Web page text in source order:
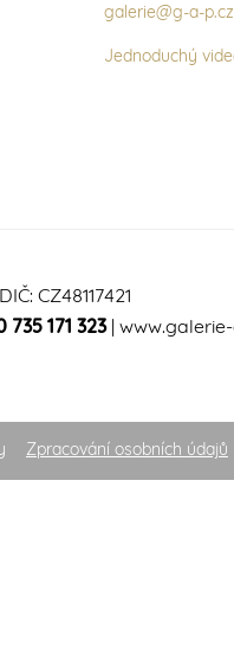
galerie@g-a-p.cz
Jednoduchý
CZ48117421
735 171 323|
Zpracování osobních údajů